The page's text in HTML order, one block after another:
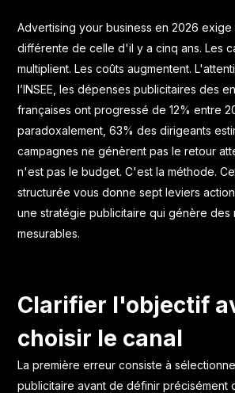
Advertising your business en 2026
différente de celle d'il y a cinq ans. Les
multiplient. Les coûts augmentent.
l’INSEE, les dépenses publicitaires des
françaises ont progressé de 12% entre
paradoxalement, 63% des dirigeants
campagnes ne génèrent pas le retour
n'est pas le budget. C'est la méthode.
structurée vous donne sept leviers
une stratégie publicitaire qui génère des
mesurables.
Clarifier l'objectif
choisir le canal
La première erreur consiste à
publicitaire avant de définir précisément